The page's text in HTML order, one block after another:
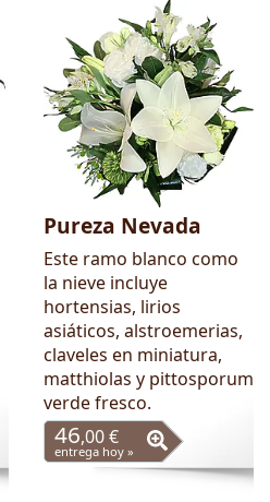
Pureza Nevada
Este ramo blanco como
la nieve incluye
hortensias, lirios
asiáticos, alstroemerias,
claveles en miniatura,
matthiolas y pittosporum
verde fresco.
46,00 €
entrega hoy »